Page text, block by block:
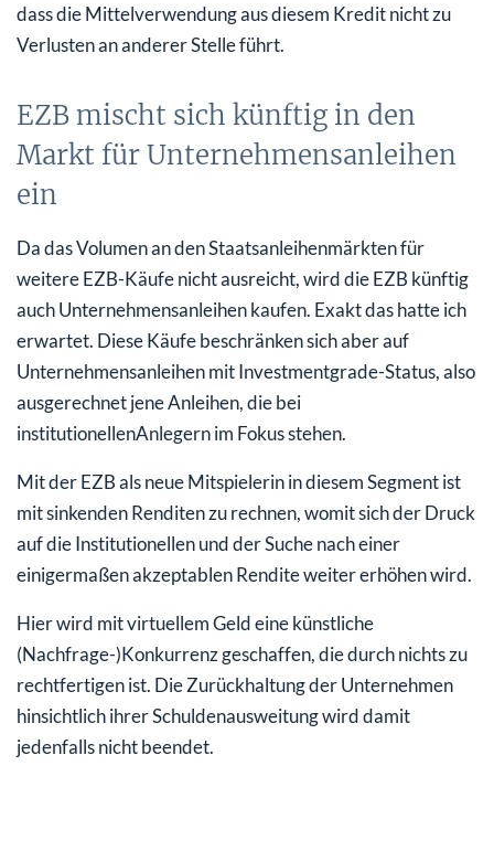
dass die Mittelverwendung aus diesem Kredit nicht zu
Verlusten an anderer Stelle führt.
EZB mischt sich künftig in den
Markt für Unternehmensanleihen
ein
Da das Volumen an den Staatsanleihenmärkten für
weitere EZB-Käufe nicht ausreicht, wird die EZB künftig
auch Unternehmensanleihen kaufen. Exakt das hatte ich
erwartet. Diese Käufe beschränken sich aber auf
Unternehmensanleihen mit Investmentgrade-Status, also
ausgerechnet jene Anleihen, die bei
institutionellenAnlegern im Fokus stehen.
Mit der EZB als neue Mitspielerin in diesem Segment ist
mit sinkenden Renditen zu rechnen, womit sich der Druck
auf die Institutionellen und der Suche nach einer
einigermaßen akzeptablen Rendite weiter erhöhen wird.
Hier wird mit virtuellem Geld eine künstliche
(Nachfrage-)Konkurrenz geschaffen, die durch nichts zu
rechtfertigen ist. Die Zurückhaltung der Unternehmen
hinsichtlich ihrer Schuldenausweitung wird damit
jedenfalls nicht beendet.